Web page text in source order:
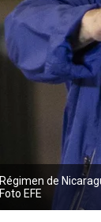
Régimen de
Foto EFE